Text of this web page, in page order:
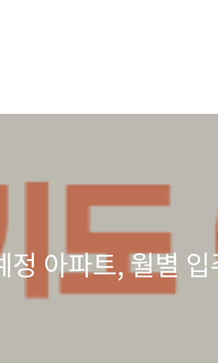
아파트, 월별